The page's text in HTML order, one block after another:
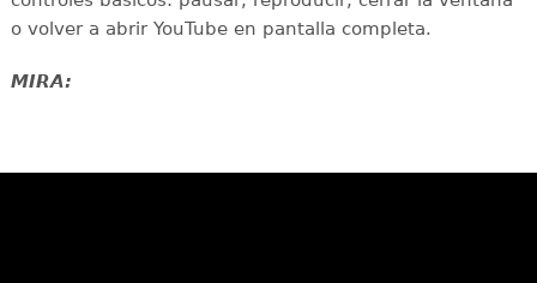
o volver a abrir YouTube en pantalla completa.
MIRA: